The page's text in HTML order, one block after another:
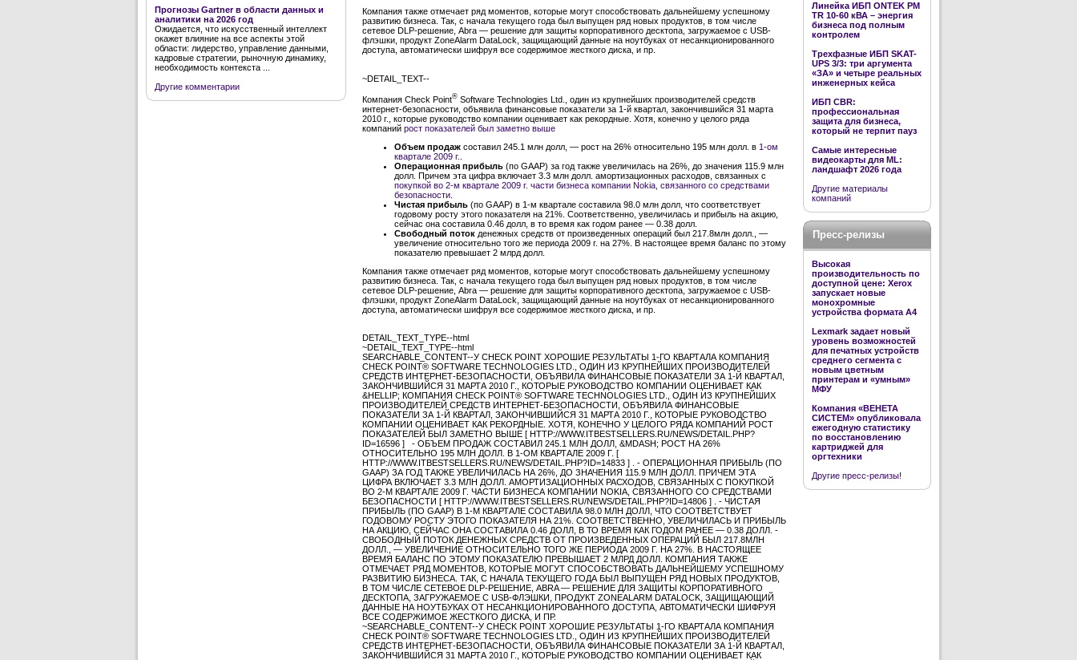
Прогнозы Gartner в области данных и
аналитики на 2026 год
Ожидается, что искусственный интеллект
окажет влияние на все аспекты этой
области: лидерство, управление данными,
кадровые стратегии, рыночную динамику,
необходимость контекста ...
Другие комментарии
Компания также отмечает ряд моментов, которые могут способствовать дальнейшему успешному
развитию бизнеса. Так, с начала текущего года был выпущен ряд новых продуктов, в том числе
сетевое DLP-решение, Abra — решение для защиты корпоративного десктопа, загружаемое с USB-
флэшки, продукт ZoneAlarm DataLock, защищающий данные на ноутбуках от несанкционированного
доступа, автоматически шифруя все содержимое жесткого диска, и пр.
~DETAIL_TEXT--
Компания Check Point® Software Technologies Ltd., один из крупнейших производителей средств
интернет-безопасности, объявила финансовые показатели за 1-й квартал, закончившийся 31 марта
2010 г., которые руководство компании оценивает как рекордные. Хотя, конечно у целого ряда
компаний рост показателей был заметно выше
Объем продаж составил 245.1 млн долл, — рост на 26% относительно 195 млн долл. в 1-ом
квартале 2009 г.
Операционная прибыль (по GAAP) за год также увеличилась на 26%, до значения 115.9 млн
долл. Причем эта цифра включает 3.3 млн долл. амортизационных расходов, связанных с
покупкой во 2-м квартале 2009 г. части бизнеса компании Nokia, связанного со средствами
безопасности
Чистая прибыль (по GAAP) в 1-м квартале составила 98.0 млн долл, что соответствует
годовому росту этого показателя на 21%. Соответственно, увеличилась и прибыль на акцию,
сейчас она составила 0.46 долл, в то время как годом ранее — 0.38 долл.
Свободный поток денежных средств от произведенных операций был 217.8млн долл., —
увеличение относительно того же периода 2009 г. на 27%. В настоящее время баланс по этому
показателю превышает 2 млрд долл.
Компания также отмечает ряд моментов, которые могут способствовать дальнейшему успешному
развитию бизнеса. Так, с начала текущего года был выпущен ряд новых продуктов, в том числе
сетевое DLP-решение, Abra — решение для защиты корпоративного десктопа, загружаемое с USB-
флэшки, продукт ZoneAlarm DataLock, защищающий данные на ноутбуках от несанкционированного
доступа, автоматически шифруя все содержимое жесткого диска, и пр.
DETAIL_TEXT_TYPE--html
~DETAIL_TEXT_TYPE--html
SEARCHABLE_CONTENT--У CHECK POINT ХОРОШИЕ РЕЗУЛЬТАТЫ 1-ГО КВАРТАЛА КОМПАНИЯ
CHECK POINT® SOFTWARE TECHNOLOGIES LTD., ОДИН ИЗ КРУПНЕЙШИХ ПРОИЗВОДИТЕЛЕЙ
СРЕДСТВ ИНТЕРНЕТ-БЕЗОПАСНОСТИ, ОБЪЯВИЛА ФИНАНСОВЫЕ ПОКАЗАТЕЛИ ЗА 1-Й КВАРТАЛ,
ЗАКОНЧИВШИЙСЯ 31 МАРТА 2010 Г., КОТОРЫЕ РУКОВОДСТВО КОМПАНИИ ОЦЕНИВАЕТ КАК
&HELLIP; КОМПАНИЯ CHECK POINT® SOFTWARE TECHNOLOGIES LTD., ОДИН ИЗ КРУПНЕЙШИХ
ПРОИЗВОДИТЕЛЕЙ СРЕДСТВ ИНТЕРНЕТ-БЕЗОПАСНОСТИ, ОБЪЯВИЛА ФИНАНСОВЫЕ
ПОКАЗАТЕЛИ ЗА 1-Й КВАРТАЛ, ЗАКОНЧИВШИЙСЯ 31 МАРТА 2010 Г., КОТОРЫЕ РУКОВОДСТВО
КОМПАНИИ ОЦЕНИВАЕТ КАК РЕКОРДНЫЕ. ХОТЯ, КОНЕЧНО У ЦЕЛОГО РЯДА КОМПАНИЙ РОСТ
ПОКАЗАТЕЛЕЙ БЫЛ ЗАМЕТНО ВЫШЕ [ HTTP://WWW.ITBESTSELLERS.RU/NEWS/DETAIL.PHP?
ID=16596 ] - ОБЪЕМ ПРОДАЖ СОСТАВИЛ 245.1 МЛН ДОЛЛ, &MDASH; РОСТ НА 26%
ОТНОСИТЕЛЬНО 195 МЛН ДОЛЛ. В 1-ОМ КВАРТАЛЕ 2009 Г. [
HTTP://WWW.ITBESTSELLERS.RU/NEWS/DETAIL.PHP?ID=14833 ] . - ОПЕРАЦИОННАЯ ПРИБЫЛЬ (ПО
GAAP) ЗА ГОД ТАКЖЕ УВЕЛИЧИЛАСЬ НА 26%, ДО ЗНАЧЕНИЯ 115.9 МЛН ДОЛЛ. ПРИЧЕМ ЭТА
ЦИФРА ВКЛЮЧАЕТ 3.3 МЛН ДОЛЛ. АМОРТИЗАЦИОННЫХ РАСХОДОВ, СВЯЗАННЫХ С ПОКУПКОЙ
ВО 2-М КВАРТАЛЕ 2009 Г. ЧАСТИ БИЗНЕСА КОМПАНИИ NOKIA, СВЯЗАННОГО СО СРЕДСТВАМИ
БЕЗОПАСНОСТИ [ HTTP://WWW.ITBESTSELLERS.RU/NEWS/DETAIL.PHP?ID=14806 ] . - ЧИСТАЯ
ПРИБЫЛЬ (ПО GAAP) В 1-М КВАРТАЛЕ СОСТАВИЛА 98.0 МЛН ДОЛЛ, ЧТО СООТВЕТСТВУЕТ
ГОДОВОМУ РОСТУ ЭТОГО ПОКАЗАТЕЛЯ НА 21%. СООТВЕТСТВЕННО, УВЕЛИЧИЛАСЬ И ПРИБЫЛЬ
НА АКЦИЮ, СЕЙЧАС ОНА СОСТАВИЛА 0.46 ДОЛЛ, В ТО ВРЕМЯ КАК ГОДОМ РАНЕЕ — 0.38 ДОЛЛ. -
СВОБОДНЫЙ ПОТОК ДЕНЕЖНЫХ СРЕДСТВ ОТ ПРОИЗВЕДЕННЫХ ОПЕРАЦИЙ БЫЛ 217.8МЛН
ДОЛЛ., — УВЕЛИЧЕНИЕ ОТНОСИТЕЛЬНО ТОГО ЖЕ ПЕРИОДА 2009 Г. НА 27%. В НАСТОЯЩЕЕ
ВРЕМЯ БАЛАНС ПО ЭТОМУ ПОКАЗАТЕЛЮ ПРЕВЫШАЕТ 2 МЛРД ДОЛЛ. КОМПАНИЯ ТАКЖЕ
ОТМЕЧАЕТ РЯД МОМЕНТОВ, КОТОРЫЕ МОГУТ СПОСОБСТВОВАТЬ ДАЛЬНЕЙШЕМУ УСПЕШНОМУ
РАЗВИТИЮ БИЗНЕСА. ТАК, С НАЧАЛА ТЕКУЩЕГО ГОДА БЫЛ ВЫПУЩЕН РЯД НОВЫХ ПРОДУКТОВ,
В ТОМ ЧИСЛЕ СЕТЕВОЕ DLP-РЕШЕНИЕ, ABRA — РЕШЕНИЕ ДЛЯ ЗАЩИТЫ КОРПОРАТИВНОГО
ДЕСКТОПА, ЗАГРУЖАЕМОЕ С USB-ФЛЭШКИ, ПРОДУКТ ZONEALARM DATALOCK, ЗАЩИЩАЮЩИЙ
ДАННЫЕ НА НОУТБУКАХ ОТ НЕСАНКЦИОНИРОВАННОГО ДОСТУПА, АВТОМАТИЧЕСКИ ШИФРУЯ
ВСЕ СОДЕРЖИМОЕ ЖЕСТКОГО ДИСКА, И ПР.
~SEARCHABLE_CONTENT--У CHECK POINT ХОРОШИЕ РЕЗУЛЬТАТЫ 1-ГО КВАРТАЛА КОМПАНИЯ
CHECK POINT® SOFTWARE TECHNOLOGIES LTD., ОДИН ИЗ КРУПНЕЙШИХ ПРОИЗВОДИТЕЛЕЙ
СРЕДСТВ ИНТЕРНЕТ-БЕЗОПАСНОСТИ, ОБЪЯВИЛА ФИНАНСОВЫЕ ПОКАЗАТЕЛИ ЗА 1-Й КВАРТАЛ,
ЗАКОНЧИВШИЙСЯ 31 МАРТА 2010 Г., КОТОРЫЕ РУКОВОДСТВО КОМПАНИИ ОЦЕНИВАЕТ КАК
Линейка ИБП ONTEK PM
TR 10-60 кВА – энергия
бизнеса под полным
контролем
Трехфазные ИБП SKAT-
UPS 3/3: три аргумента
«ЗА» и четыре реальных
инженерных кейса
ИБП CBR:
профессиональная
защита для бизнеса,
который не терпит пауз
Самые интересные
видеокарты для ML:
ландшафт 2026 года
Другие материалы
компаний
Пресс-релизы
Высокая
производительность по
доступной цене: Xerox
запускает новые
монохромные
устройства формата А4
Lexmark задает новый
уровень возможностей
для печатных устройств
среднего сегмента с
новым цветным
принтерам и «умным»
МФУ
Компания «ВЕНЕТА
СИСТЕМ» опубликовала
ежегодную статистику
по восстановлению
картриджей для
оргтехники
Другие пресс-релизы!